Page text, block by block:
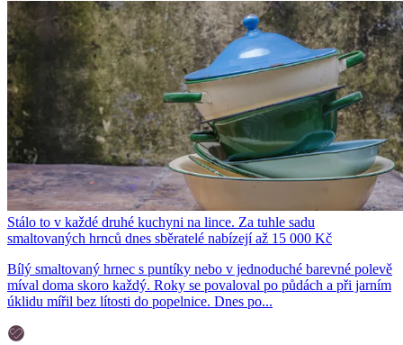
Stálo to v každé druhé kuchyni na lince. Za tuhle sadu
smaltovaných hrnců dnes sběratelé nabízejí až 15 000 Kč
Bílý smaltovaný hrnec s puntíky nebo v jednoduché barevné polevě
míval doma skoro každý. Roky se povaloval po půdách a při jarním
úklidu mířil bez lítosti do popelnice. Dnes po...